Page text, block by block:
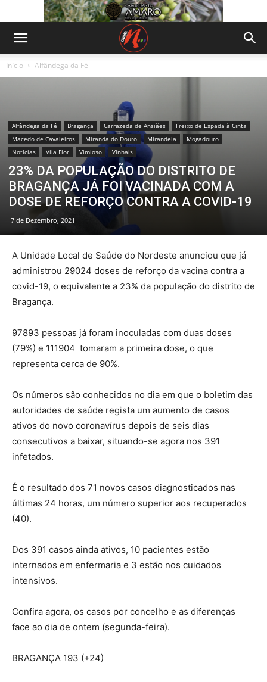
Início Alfândega da Fé
Alfândega da Fé Bragança Carrazeda de Ansiães
Freixo de Espada à Cinta
Macedo de Cavaleiros
Miranda do Douro Mirandela
Mogadouro
Notícias
Vila Flor Vimioso Vinhais
23% DA POPULAÇÃO DO DISTRITO DE
BRAGANÇA JÁ FOI VACINADA COM A
DOSE DE REFORÇO CONTRA A COVID-19
7 de Dezembro, 2021
A Unidade Local de Saúde do Nordeste anunciou que já
administrou 29024 doses de reforço da vacina contra a
covid-19, o equivalente a 23% da população do distrito de
Bragança.
97893 pessoas já foram inoculadas com duas doses
(79%) e 111904 tomaram a primeira dose, o que
representa cerca de 90%.
Os números são conhecidos no dia em que o boletim das
autoridades de saúde regista um aumento de casos
ativos do novo coronavírus depois de seis dias
consecutivos a baixar, situando-se agora nos 391
infetados.
É o resultado dos 71 novos casos diagnosticados nas
últimas 24 horas, um número superior aos recuperados
(40).
Dos 391 casos ainda ativos, 10 pacientes estão
internados em enfermaria e 3 estão nos cuidados
intensivos.
Confira agora, os casos por concelho e as diferenças
face ao dia de ontem (segunda-feira).
BRAGANÇA 193 (+24)